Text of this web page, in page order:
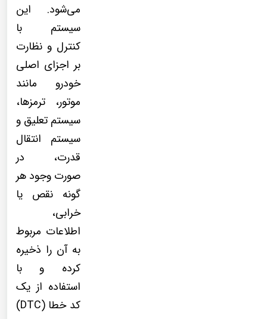
می‌شود. این
سیستم با
کنترل و نظارت
بر اجزای اصلی
خودرو مانند
موتور، ترمزها،
سیستم تعلیق و
سیستم انتقال
قدرت، در
صورت وجود هر
گونه نقص یا
خرابی،
اطلاعات مربوط
به آن را ذخیره
کرده و با
استفاده از یک
کد خطا (DTC)